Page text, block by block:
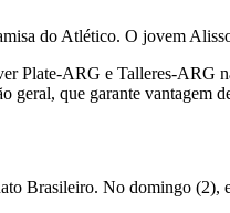
do Atlético. O jovem
Plate-ARG e Talleres-
que garante vantagem
Brasileiro. No domingo